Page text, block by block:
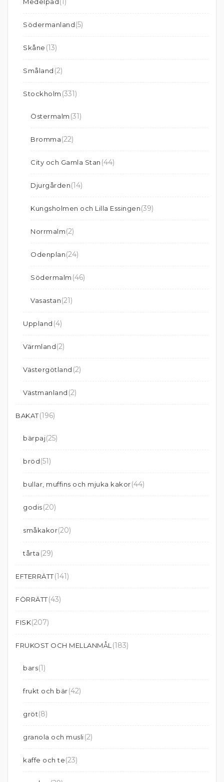
Södermanland(5)
Skåne (13)
Småland (2)
Stockholm (331)
Östermalm (31)
Bromma(22)
City och Gamla Stan (44)
Djurgården(14)
Kungsholmen och Lilla Essingen(39)
Norrmalm(2)
Odenplan(24)
Södermalm (46)
Vasastan(21)
Uppland (4)
Värmland(2)
Västergötland (2)
Västmanland (2)
BAKAT(196)
bärpaj(25)
bröd(51)
bullar, muffins och mjuka kakor(44)
godis(20)
småkakor(20)
tårta (29)
EFTERRÄTT(141)
FÖRRÄTT(43)
FISK(207)
FRUKOST OCH MELLANMÅL (183)
bars(1)
frukt och bär(42)
gröt(8)
granola och musli(2)
kaffe och te(23)